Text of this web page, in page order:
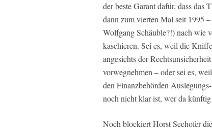
der beste Garant dafür, dass
dann zum vierten Mal seit 1995
Wolfgang Schäuble?!) nach wie
kaschieren. Sei es, weil die
angesichts der
vorwegnehmen – oder sei es,
den Finanzbehörden
noch nicht klar ist, wer da
Noch blockiert Horst Seehofer